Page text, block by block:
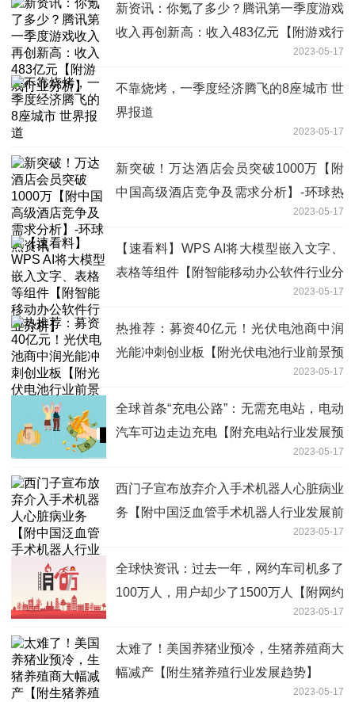
新资讯：你氪了多少？腾讯第一季度游戏
收入再创新高：收入483亿元【附游戏行
2023-05-17
不靠烧烤，一季度经济腾飞的8座城市 世
界报道
2023-05-17
新突破！万达酒店会员突破1000万【附
中国高级酒店竞争及需求分析】-环球热
2023-05-17
【速看料】WPS AI将大模型嵌入文字、
表格等组件【附智能移动办公软件行业分
2023-05-17
热推荐：募资40亿元！光伏电池商中润
光能冲刺创业板【附光伏电池行业前景预
2023-05-17
全球首条“充电公路”：无需充电站，电动
汽车可边走边充电【附充电站行业发展预
2023-05-17
西门子宣布放弃介入手术机器人心脏病业
务【附中国泛血管手术机器人行业发展前
2023-05-17
全球快资讯：过去一年，网约车司机多了
100万人，用户却少了1500万人【附网约
2023-05-17
太难了！美国养猪业预冷，生猪养殖商大
幅减产【附生猪养殖行业发展趋势】
2023-05-17